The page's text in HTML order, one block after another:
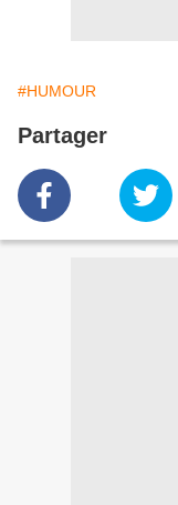
#HUMOUR
Partager